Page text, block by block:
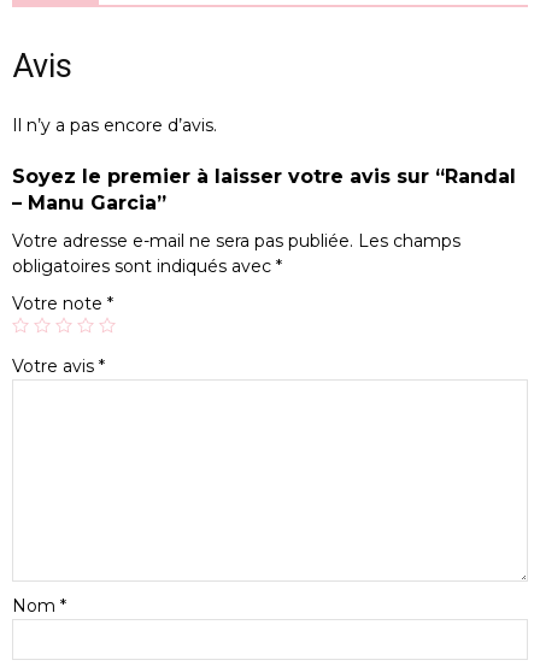
Avis
Il n’y a pas encore d’avis.
Soyez le premier à laisser votre avis sur “Randal
– Manu Garcia”
Votre adresse e-mail ne sera pas publiée. Les champs
obligatoires sont indiqués avec *
Votre note *
Votre avis *
Nom *